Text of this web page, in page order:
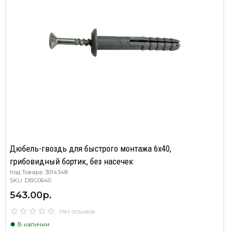
Дюбель-гвоздь для быстрого монтажа 6х40,
грибовидный бортик, без насечек
Код Товара: 3014348
SKU: DBG0640
543.00р.
Нет отзывов
В наличии